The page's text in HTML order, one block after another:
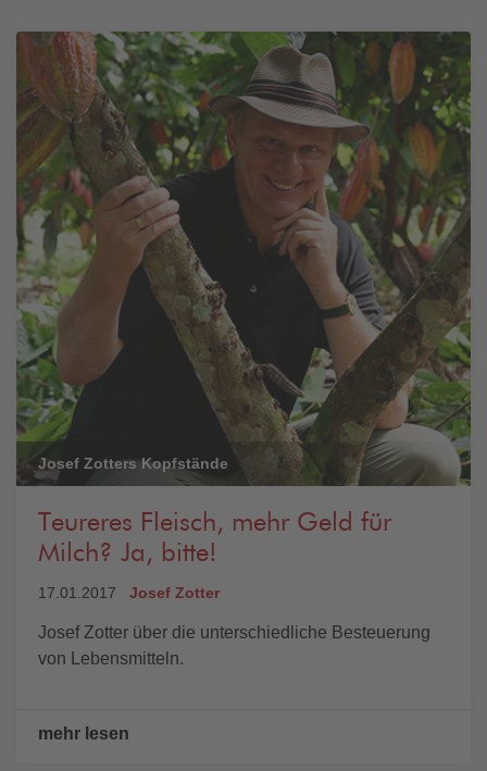
Josef Zotters Kopfstände
Teureres Fleisch, mehr Geld für
Milch? Ja, bitte!
17.01.2017 Josef Zotter
Josef Zotter über die unterschiedliche Besteuerung
von Lebensmitteln.
mehr lesen